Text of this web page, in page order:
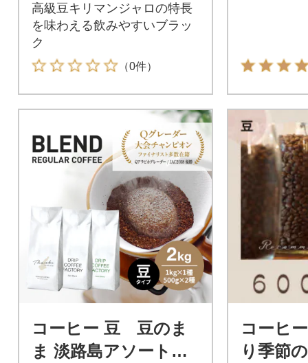
高級豆キリマンジャロの特長
を味わえる飲みやすいブラッ
ク
（0件）
コーヒー 豆 豆のま
ま 淡路島アソートセ
コーヒ
り季節